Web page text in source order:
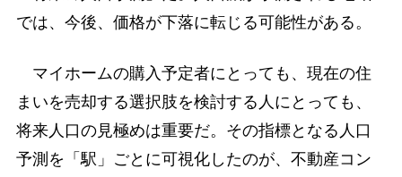
では、今後、価格が下落に転じる可能性がある。
マイホームの購入予定者にとっても、現在の住
まいを売却する選択肢を検討する人にとっても、
将来人口の見極めは重要だ。その指標となる人口
予測を「駅」ごとに可視化したのが、不動産コン